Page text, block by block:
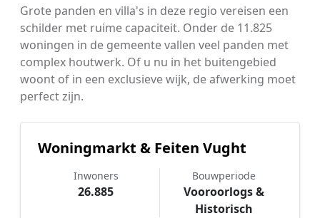
Grote panden en villa's in deze regio vereisen een
schilder met ruime capaciteit. Onder de 11.825
woningen in de gemeente vallen veel panden met
complex houtwerk. Of u nu in het buitengebied
woont of in een exclusieve wijk, de afwerking moet
perfect zijn.
Woningmarkt & Feiten Vught
Inwoners
26.885
Bouwperiode
Vooroorlogs &
Historisch